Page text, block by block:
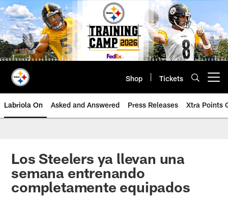
Skip
to
main
content
Shop Tickets
Labriola On Asked and Answered Press Releases Xtra Points
Los Steelers ya llevan una
semana entrenando
completamente equipados